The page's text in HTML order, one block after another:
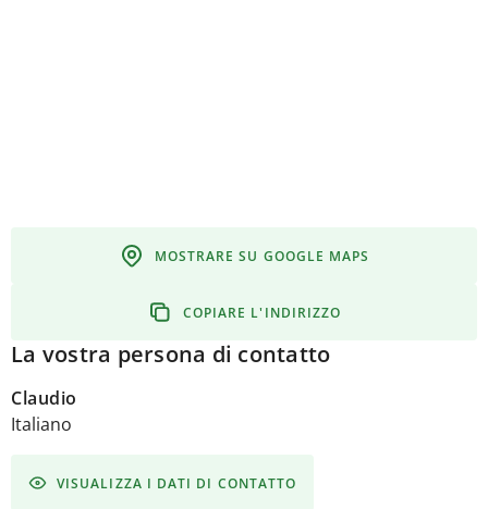
MOSTRARE SU GOOGLE MAPS
COPIARE L'INDIRIZZO
La vostra persona di contatto
Claudio
Italiano
VISUALIZZA I DATI DI CONTATTO